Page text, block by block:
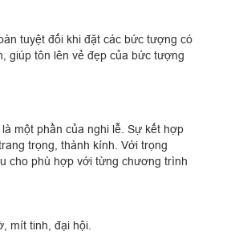
tuyệt đối khi đặt các bức tượng có
giúp tôn lên vẻ đẹp của bức tượng
một phần của nghi lễ. Sự kết hợp
trọng, thành kính. Với trọng
cho phù hợp với từng chương trình
mít tinh, đại hội.